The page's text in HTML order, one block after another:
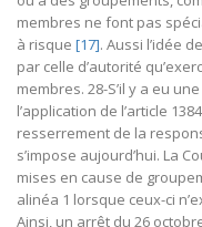
membres ne font pas
à risque [17]. Aussi l’idée
par celle d’autorité
membres. 28-S’il y a eu
l’application de l’article
resserrement de la
s’impose aujourd’hui. La
mises en cause de
alinéa 1 lorsque ceux-ci
Ainsi, un arrêt du 26